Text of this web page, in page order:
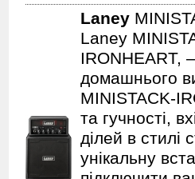
Laney
Laney
IRONHEART,
домашнього
MINISTACK-
та гучності,
ділей в стилі
унікальну